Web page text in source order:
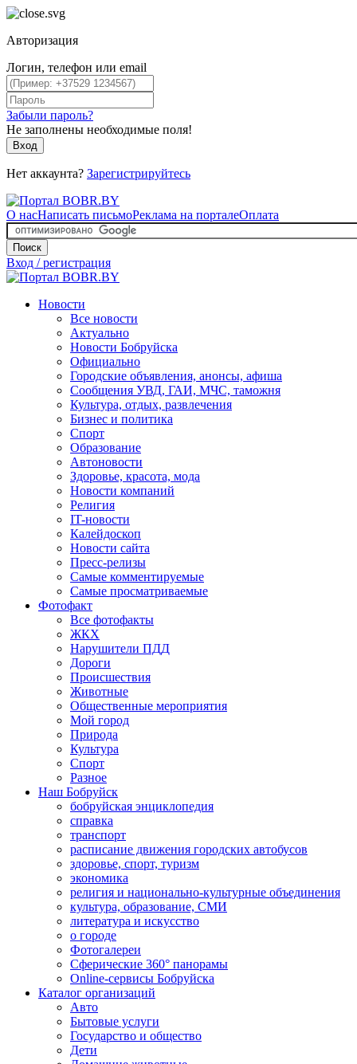
Авторизация
Логин, телефон или email
Забыли пароль?
Не заполнены необходимые поля!
Вход
Нет аккаунта? Зарегистрируйтесь
О насНаписать письмоРеклама на порталеОплата
Поиск
Вход / регистрация
Новости
Все новости
Актуально
Новости Бобруйска
Официально
Городские объявления, анонсы, афиша
Сообщения УВД, ГАИ, МЧС, таможня
Культура, отдых, развлечения
Бизнес и политика
Спорт
Образование
Автоновости
Здоровье, красота, мода
Новости компаний
Религия
IT-новости
Калейдоскоп
Новости сайта
Пресс-релизы
Самые комментируемые
Самые просматриваемые
Фотофакт
Все фотофакты
ЖКХ
Нарушители ПДД
Дороги
Происшествия
Животные
Общественные мероприятия
Мой город
Природа
Культура
Спорт
Разное
Наш Бобруйск
бобруйская энциклопедия
справка
транспорт
расписание движения городских автобусов
здоровье, спорт, туризм
экономика
религия и национально-культурные объединения
культура, образование, СМИ
литература и искусство
о городе
Фотогалереи
Сферические 360° панорамы
Online-сервисы Бобруйска
Каталог организаций
Авто
Бытовые услуги
Государство и общество
Дети